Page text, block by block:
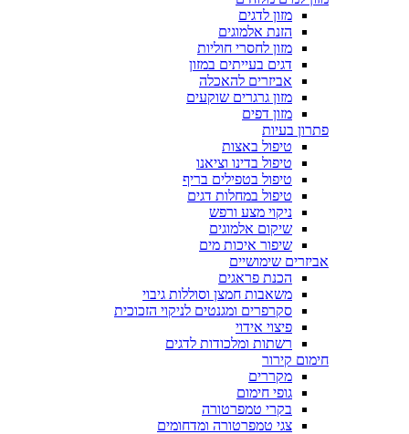
מזון לדגים
הזנת אלמוגים
מזון לחסרי חוליות
דגים בעייתים במזון
אביזרים להאכלה
מזון גרגרים שוקעים
מזון דפים
פתרון בעיות
טיפול באצות
טיפול בדינו וציאנו
טיפול בטפילים בריף
טיפול במחלות דגים
ניקוי מצע ורפש
שיקום אלמוגים
שיפור איכות מים
אביזרים שימושיים
הכנת פראגים
משאבות חמצן וסוללות גיבוי
סקרפרים ומגנטים לניקוי הזכוכית
פיצוי אידוי
רשתות ומלכודות לדגים
חימום קירור
מקררים
גופי חימום
בקרי טמפרטורה
צגי טמפרטורה ומדחומים